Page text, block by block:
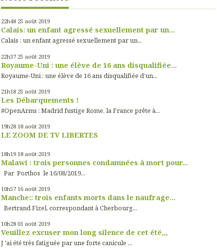
22h48 25 août 2019
Calais: un enfant agressé sexuellement par un...
Calais : un enfant agressé sexuellement par un...
22h37 25 août 2019
Royaume-Uni : une élève de 16 ans disqualifiée...
Royaume-Uni : une élève de 16 ans disqualifiée d’un...
21h18 25 août 2019
Les Débarquements !
#OpenArms : Madrid fustige Rome, la France prête à...
19h28 18 août 2019
LE ZOOM DE TV LIBERTES
18h19 18 août 2019
Malawi : trois personnes condamnées à mort pour...
Par Porthos le 16/08/2019...
10h57 16 août 2019
Manche:: trois enfants morts dans le naufrage...
Bertrand Fizel, correspondant à Cherbourg...
10h28 01 août 2019
Veuillez excuser mon long silence de cet été,,,
J 'ai été très fatiguée par une forte canicule ...